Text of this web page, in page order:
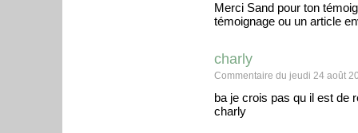
Merci Sand pour ton
témoignage ou un article
charly
Commentaire du jeudi 24 août
ba je crois pas qu il est de
charly